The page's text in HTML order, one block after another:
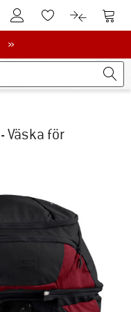
Till kundkontotTill minneslistan.
Till Till
»
Väska för